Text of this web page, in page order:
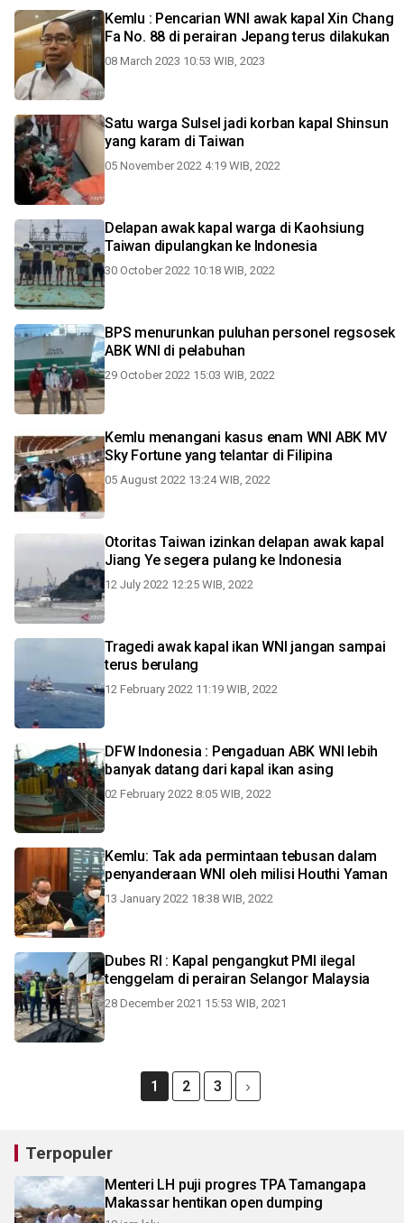
Kemlu : Pencarian WNI awak kapal Xin Chang
Fa No. 88 di perairan Jepang terus dilakukan
08 March 2023 10:53 WIB, 2023
Satu warga Sulsel jadi korban kapal Shinsun
yang karam di Taiwan
05 November 2022 4:19 WIB, 2022
Delapan awak kapal warga di Kaohsiung
Taiwan dipulangkan ke Indonesia
30 October 2022 10:18 WIB, 2022
BPS menurunkan puluhan personel regsosek
ABK WNI di pelabuhan
29 October 2022 15:03 WIB, 2022
Kemlu menangani kasus enam WNI ABK MV
Sky Fortune yang telantar di Filipina
05 August 2022 13:24 WIB, 2022
Otoritas Taiwan izinkan delapan awak kapal
Jiang Ye segera pulang ke Indonesia
12 July 2022 12:25 WIB, 2022
Tragedi awak kapal ikan WNI jangan sampai
terus berulang
12 February 2022 11:19 WIB, 2022
DFW Indonesia : Pengaduan ABK WNI lebih
banyak datang dari kapal ikan asing
02 February 2022 8:05 WIB, 2022
Kemlu: Tak ada permintaan tebusan dalam
penyanderaan WNI oleh milisi Houthi Yaman
13 January 2022 18:38 WIB, 2022
Dubes RI : Kapal pengangkut PMI ilegal
tenggelam di perairan Selangor Malaysia
28 December 2021 15:53 WIB, 2021
1 2 3
Terpopuler
Menteri LH puji progres TPA Tamangapa
Makassar hentikan open dumping